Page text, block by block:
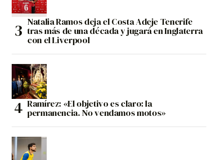
Natalia Ramos deja el Costa Adeje Tenerife
tras más de una década y jugará en Inglaterra
con el Liverpool
Ramírez: «El objetivo es claro: la
permanencia. No vendamos motos»